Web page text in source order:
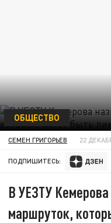
ОБЩЕСТВО
СЕМЕН ГРИГОРЬЕВ 22
ПОДПИШИТЕСЬ:
В УЕЗТУ
маршруток,